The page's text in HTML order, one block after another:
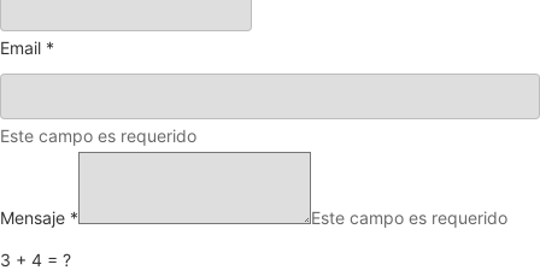
Email *
Este campo es requerido
Mensaje * Este campo es requerido
3 + 4 = ?